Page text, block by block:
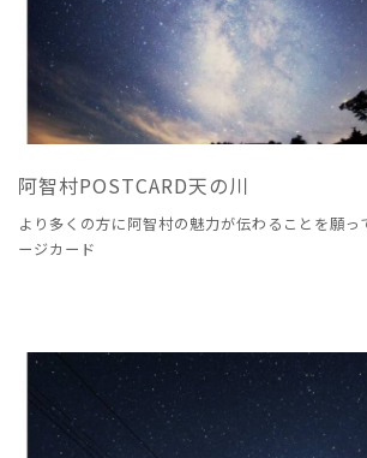
阿智村POSTCARD天の川
より多くの方に阿智村の魅力が伝わることを願っ
ージカード